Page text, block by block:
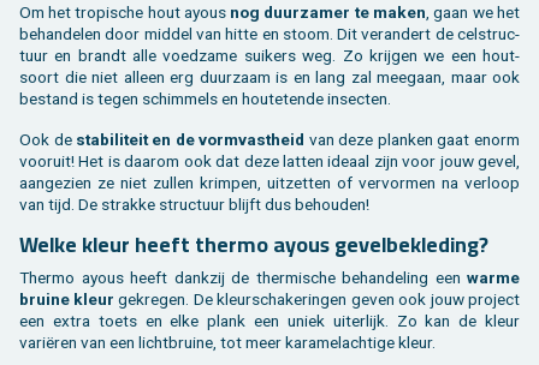
Om het tro­pi­sche hout ayous nog duur­za­mer te maken , gaan we het
be­han­de­len door mid­del van hitte en stoom. Dit ver­an­dert de cel­struc­
tuur en brandt alle voed­za­me sui­kers weg. Zo krij­gen we een hout­
soort die niet al­leen erg duur­zaam is en lang zal mee­gaan, maar ook
be­stand is tegen schim­mels en hou­te­ten­de in­sec­ten.
Ook de sta­bi­li­teit en de vorm­vast­heid van deze plan­ken gaat enorm
voor­uit! Het is daar­om ook dat deze lat­ten ide­aal zijn voor jouw gevel,
aan­ge­zien ze niet zul­len krim­pen, uit­zet­ten of ver­vor­men na ver­loop
van tijd. De strak­ke struc­tuur blijft dus be­hou­den!
Welke kleur heeft ther­mo ayous ge­vel­be­kle­ding?
Ther­mo ayous heeft dank­zij de ther­mi­sche be­han­de­ling een warme
brui­ne kleur ge­kre­gen. De kleur­scha­ke­rin­gen geven ook jouw pro­ject
een extra toets en elke plank een uniek ui­ter­lijk. Zo kan de kleur
variëren van een licht­brui­ne, tot meer ka­ra­mel­ach­ti­ge kleur.